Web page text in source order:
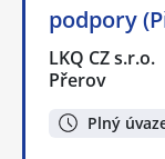
podpory
LKQ CZ s.r.o.
Přerov
Plný